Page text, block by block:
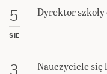
5
SIE
Dyrektor
Nauczyciele się